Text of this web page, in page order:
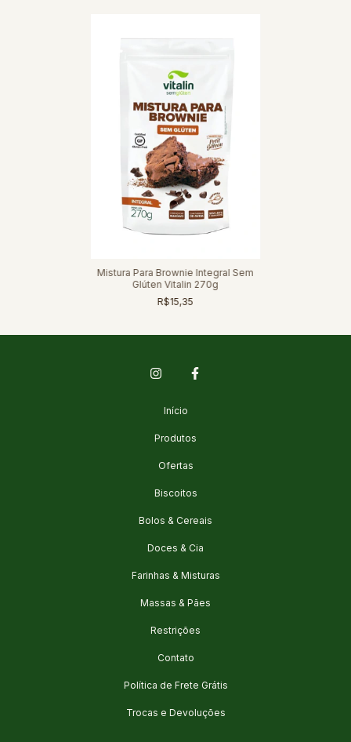
Mistura Para Brownie Integral Sem
Glúten Vitalin 270g
R$15,35
Início
Produtos
Ofertas
Biscoitos
Bolos & Cereais
Doces & Cia
Farinhas & Misturas
Massas & Pães
Restrições
Contato
Política de Frete Grátis
Trocas e Devoluções